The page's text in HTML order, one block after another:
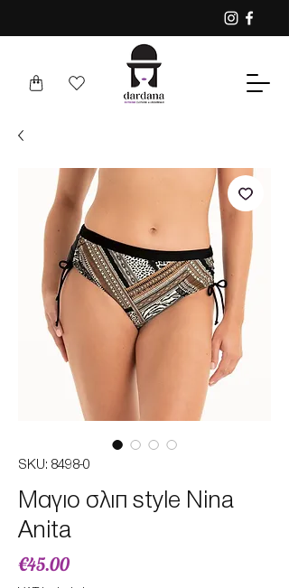
SKU: 8498-0
Μαγιο σλιπ style Nina
Anita
€45.00Price